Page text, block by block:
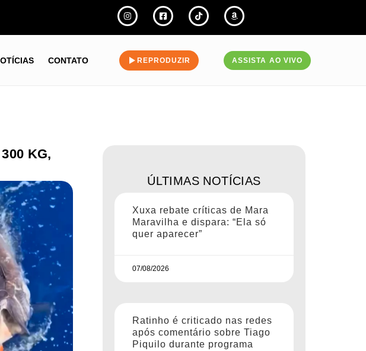
CONTATO REPRODUZIR ASSISTA AO VIVO
KG,
ÚLTIMAS NOTÍCIAS
Xuxa rebate críticas de Mara
Maravilha e dispara: “Ela só
quer aparecer”
07/08/2026
Ratinho é criticado nas redes
após comentário sobre Tiago
Piquilo durante programa